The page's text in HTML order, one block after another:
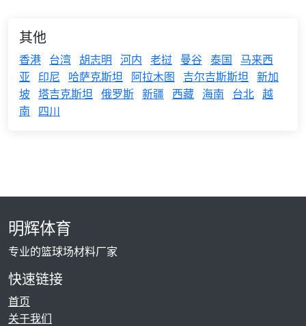
其他
香港 台湾 胡志明 河内 老挝 曼谷 泰国
马来西
亚
印尼 哈萨克斯坦 阿拉木图 吉尔吉斯斯坦 新加
坡 塔吉克斯坦 俄罗斯 新疆 西藏 海南 台北 越
南
四川
明辉体育
专业的篮球场材料厂家
快速链接
首页
关于我们